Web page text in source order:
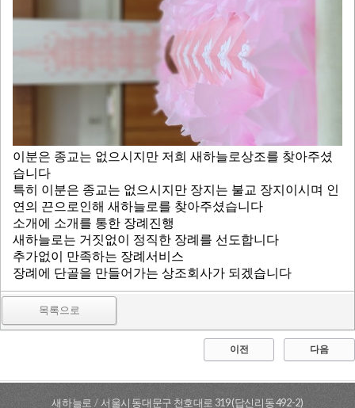
자주하는 질문
공지사항
이분은 종교는 없으시지만 저희 새하늘로상조를 찾아주셨
습니다
특히 이분은 종교는 없으시지만 장지는 불교 장지이시며 인
연의 끈으로인해 새하늘로를 찾아주셨습니다
소개에 소개를 통한 장례진행
새하늘로는 거짓없이 정직한 장례를 선도합니다
추가없이 만족하는 장례서비스
장례에 단골을 만들어가는 상조회사가 되겠습니다
목록으로
이전 다음
새하늘로/서울시 동대문구 천호대로 319 (답신리동 492-2)